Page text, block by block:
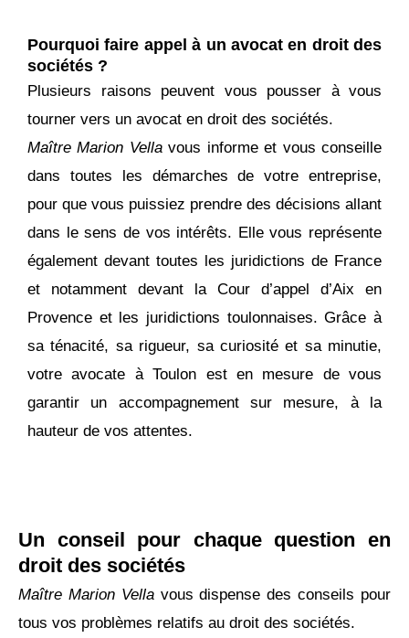
Pourquoi faire appel à un avocat en droit des
sociétés ?
Plusieurs raisons peuvent vous pousser à vous
tourner vers un avocat en droit des sociétés.
Maître Marion Vellavous informe et vous conseille
dans toutes les démarches de votre entreprise,
pour que vous puissiez prendre des décisions allant
dans le sens de vos intérêts. Elle vous représente
également devant toutes les juridictions de France
et notamment devant la Cour d’appel d’Aix en
Provence et les juridictions toulonnaises. Grâce à
sa ténacité, sa rigueur, sa curiosité et sa minutie,
votre avocate à Toulon est en mesure de vous
garantir un accompagnement sur mesure, à la
hauteur de vos attentes.
Un conseil pour chaque question en
droit des sociétés
Maître Marion Vellavous dispense des conseils pour
tous vos problèmes relatifs au droit des sociétés.